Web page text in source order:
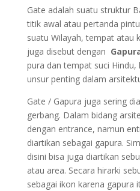
Gate adalah suatu struktur
titik awal atau pertanda
suatu Wilayah, tempat atau
juga disebut dengan
pura dan tempat suci
unsur penting dalam
Gate / Gapura juga sering
gerbang. Dalam bidang
dengan entrance, namun
diartikan sebagai gapura.
disini bisa juga diartikan
atau area. Secara hirarki
sebagai ikon karena gapura